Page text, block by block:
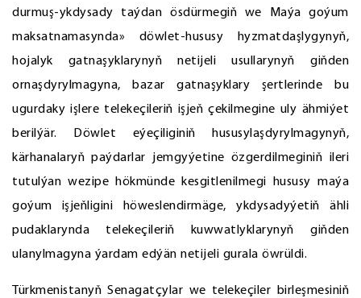
durmuş-ykdysady taýdan ösdürmegiň we Maýa goýum
maksatnamasynda» döwlet-hususy hyzmatdaşlygynyň,
hojalyk gatnaşyklarynyň netijeli usullarynyň giňden
ornaşdyrylmagyna, bazar gatnaşyklary şertlerinde bu
ugurdaky işlere telekeçileriň işjeň çekilmegine uly ähmiýet
berilýär. Döwlet eýeçiliginiň hususylaşdyrylmagynyň,
kärhanalaryň paýdarlar jemgyýetine özgerdilmeginiň ileri
tutulýan wezipe hökmünde kesgitlenilmegi hususy maýa
goýum işjeňligini höweslendirmäge, ykdysadyýetiň ähli
pudaklarynda telekeçileriň kuwwatlyklarynyň giňden
ulanylmagyna ýardam edýän netijeli gurala öwrüldi.
Türkmenistanyň Senagatçylar we telekeçiler birleşmesiniň